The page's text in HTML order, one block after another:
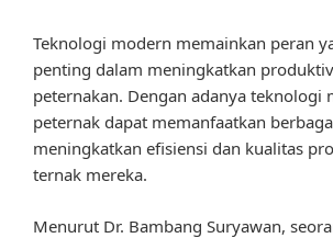
Teknologi modern memainkan peran
penting dalam meningkatkan
peternakan. Dengan adanya teknologi
peternak dapat memanfaatkan
meningkatkan efisiensi dan kualitas
ternak mereka.
Menurut Dr. Bambang Suryawan,